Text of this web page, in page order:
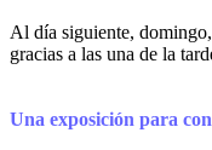
Al día siguiente,
gracias a las una de la
Una exposición para